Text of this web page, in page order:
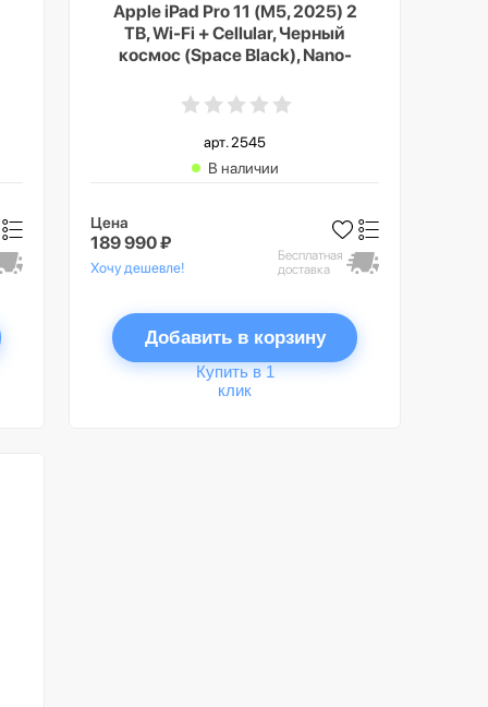
Apple iPad Pro 11 (M5, 2025) 2
TB, Wi-Fi + Cellular, Черный
космос (Space Black), Nano-
арт. 2545
В наличии
Цена
189 990 ₽
Хочу дешевле!
Бесплатная
доставка
Добавить в корзину
Купить в 1
клик